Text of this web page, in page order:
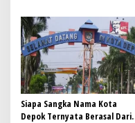
Siapa Sangka Nama Kota
Depok Ternyata Berasal Dari